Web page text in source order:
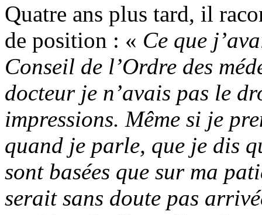
Quatre ans plus tard, il
de position : « Ce que
Conseil de l’Ordre des
docteur je n’avais pas le
impressions. Même si je
quand je parle, que je dis
sont basées que sur ma
serait sans doute pas